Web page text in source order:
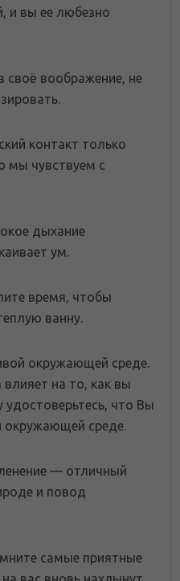
и вы ее любезно
своё воображение, не
контакт только
мы чувствуем с
дыхание
ум.
время, чтобы
ванну.
окружающей среде.
на то, как вы
удостоверьтесь, что Вы
окружающей среде.
— отличный
и повод
самые приятные